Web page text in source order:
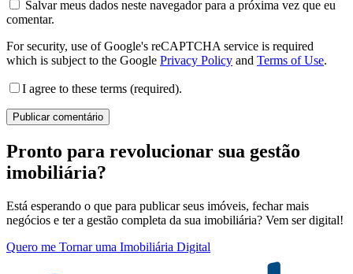
Salvar meus dados neste navegador para a próxima vez que eu
comentar.
For security, use of Google's reCAPTCHA service is required
which is subject to the Google Privacy Policy and Terms of Use.
I agree to these terms (required).
Pronto para revolucionar sua gestão
imobiliária?
Está esperando o que para publicar seus imóveis, fechar mais
negócios e ter a gestão completa da sua imobiliária? Vem ser digital!
Quero me Tornar uma Imobiliária Digital